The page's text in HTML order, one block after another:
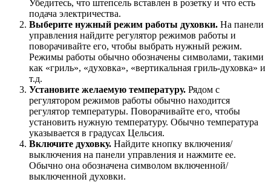
Убедитесь, что штепсель вставлен в розетку и что есть
подача электричества.
Выберите нужный режим работы духовки. На панели
управления найдите регулятор режимов работы и
поворачивайте его, чтобы выбрать нужный режим.
Режимы работы обычно обозначены символами, такими
как «гриль», «духовка», «вертикальная гриль-духовка» и
т.д.
Установите желаемую температуру. Рядом с
регулятором режимов работы обычно находится
регулятор температуры. Поворачивайте его, чтобы
установить нужную температуру. Обычно температура
указывается в градусах Цельсия.
Включите духовку. Найдите кнопку включения/
выключения на панели управления и нажмите ее.
Обычно она обозначена символом включенной/
выключенной духовки.